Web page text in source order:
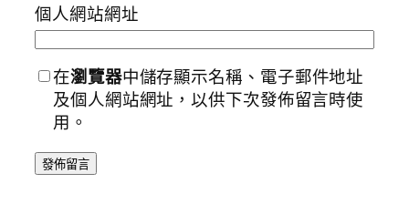
個人網站網址
在瀏覽器中儲存顯示名稱、電子郵件地址
及個人網站網址，以供下次發佈留言時使
用。